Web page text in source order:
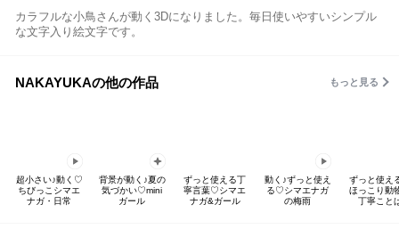
カラフルな小鳥さんが動く3Dになりました。毎日使いやすいシンプル
な文字入り絵文字です。
NAKAYUKAの他の作品 もっと見る
超小さい♪動く♡
ちびっこシマエ
ナガ・日常
背景が動く♪夏の
気づかい♡mini
ガール
ずっと使える丁
寧言葉♡シマエ
ナガ&ガール
動く♪ずっと使え
る♡シマエナガ
の梅雨
ずっと使え
ほっこり動
丁寧こと